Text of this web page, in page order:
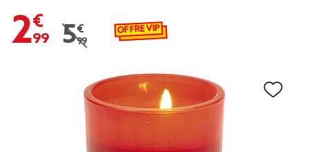
2,99 €
Prix remisé de 5,99 € à 2,99 €
5,99 € OFFRE VIP